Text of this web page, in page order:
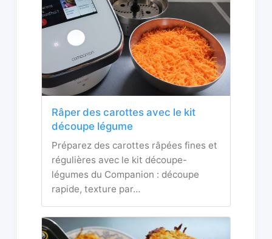
Râper des carottes avec le kit
découpe légume
Préparez des carottes râpées fines et
régulières avec le kit découpe-
légumes du Companion : découpe
rapide, texture par…